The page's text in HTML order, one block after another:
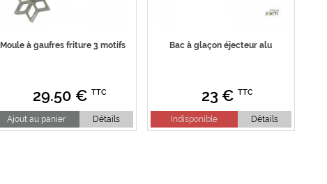
Moule à gaufres friture 3 motifs
29.50 € TTC
Ajout au panier Détails
Bac à glaçon éjecteur alu
23 € TTC
Indisponible Détails